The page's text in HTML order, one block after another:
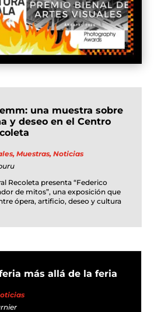
una muestra sobre
y deseo en el Centro
, Muestras, Noticias
Recoleta presenta “Federico
de mitos”, una exposición que
ópera, artificio, deseo y cultura
más allá de la feria